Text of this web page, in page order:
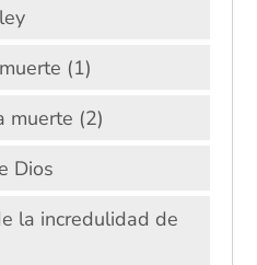
(1)
muerte (2)
Dios
la incredulidad de